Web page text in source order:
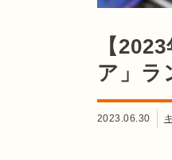
【
ア」ラ
2023.06.30